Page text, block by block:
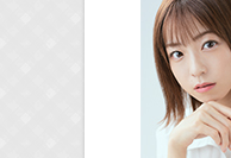
22:00-
TV) T